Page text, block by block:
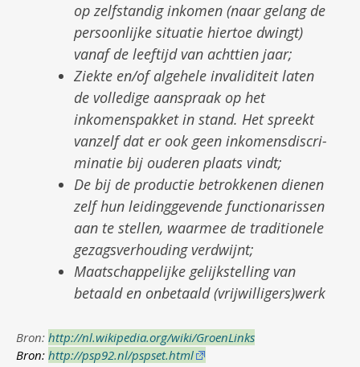
op zelfstandig inkomen (naar gelang de
persoonlijke situatie hiertoe dwingt)
vanaf de leeftijd van achttien jaar;
Ziekte en/of algehele invaliditeit laten
de volledige aanspraak op het
inkomenspakket in stand. Het spreekt
vanzelf dat er ook geen inko­mens­discri­
minatie bij ouderen plaats vindt;
De bij de productie betrokkenen dienen
zelf hun leidinggevende functionarissen
aan te stellen, waarmee de traditionele
gezagsverhouding verdwijnt;
Maatschappelijke gelijkstelling van
betaald en onbetaald (vrijwilligers)werk
Bron: http://nl.wikipedia.org/wiki/GroenLinks
Bron: http://psp92.nl/pspset.html